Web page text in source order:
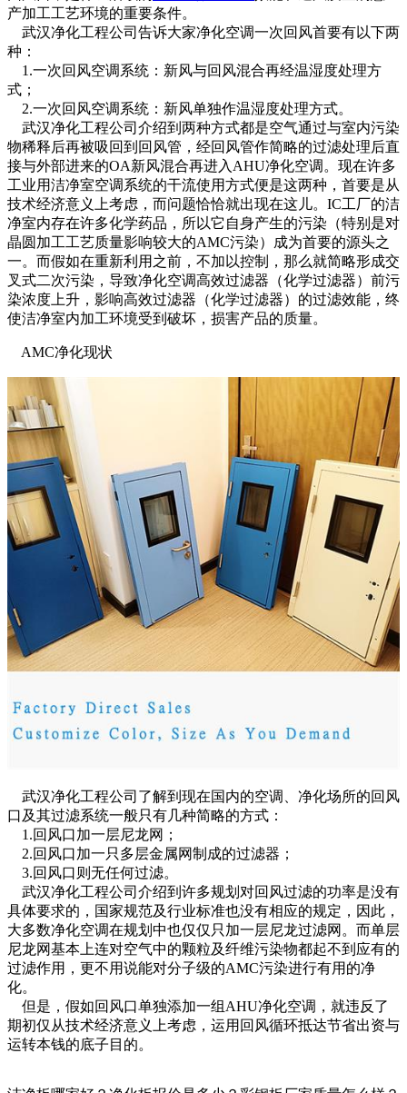
产加工工艺环境的重要条件。
武汉净化工程公司告诉大家净化空调一次回风首要有以下两
种：
1.一次回风空调系统：新风与回风混合再经温湿度处理方
式；
2.一次回风空调系统：新风单独作温湿度处理方式。
武汉净化工程公司介绍到两种方式都是空气通过与室内污染
物稀释后再被吸回到回风管，经回风管作简略的过滤处理后直
接与外部进来的OA新风混合再进入AHU净化空调。现在许多
工业用洁净室空调系统的干流使用方式便是这两种，首要是从
技术经济意义上考虑，而问题恰恰就出现在这儿。IC工厂的洁
净室内存在许多化学药品，所以它自身产生的污染（特别是对
晶圆加工工艺质量影响较大的AMC污染）成为首要的源头之
一。而假如在重新利用之前，不加以控制，那么就简略形成交
叉式二次污染，导致净化空调高效过滤器（化学过滤器）前污
染浓度上升，影响高效过滤器（化学过滤器）的过滤效能，终
使洁净室内加工环境受到破坏，损害产品的质量。
AMC净化现状
武汉净化工程公司了解到现在国内的空调、净化场所的回风
口及其过滤系统一般只有几种简略的方式：
1.回风口加一层尼龙网；
2.回风口加一只多层金属网制成的过滤器；
3.回风口则无任何过滤。
武汉净化工程公司介绍到许多规划对回风过滤的功率是没有
具体要求的，国家规范及行业标准也没有相应的规定，因此，
大多数净化空调在规划中也仅仅只加一层尼龙过滤网。而单层
尼龙网基本上连对空气中的颗粒及纤维污染物都起不到应有的
过滤作用，更不用说能对分子级的AMC污染进行有用的净
化。
但是，假如回风口单独添加一组AHU净化空调，就违反了
期初仅从技术经济意义上考虑，运用回风循环抵达节省出资与
运转本钱的底子目的。